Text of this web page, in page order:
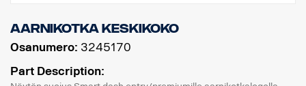
Aarnikotka keskikoko
Osanumero: 3245170
Part Description: